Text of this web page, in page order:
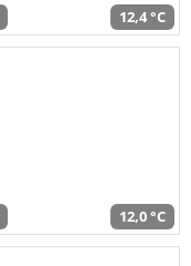
12,4 °C
12,0 °C